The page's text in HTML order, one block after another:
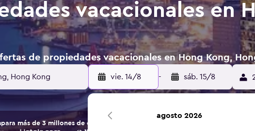
vacacionales en
de propiedades vacacionales en Hong Kong,
Hong Kong vie. 14/8 - sáb. 15/8
más de 3 millones de opciones de hoteles y alojamientos.
agosto 2026